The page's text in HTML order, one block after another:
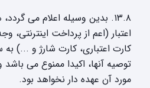
۱۳.۸. بدین وسیله اعلام می
اعتبار (اعم از پرداخت اینترنتی،
کارت اعتباری، کارت شارژ و ...) به
توصیه آنها، اکیدا ممنوع می
مورد آن عهده دار نخواهد بود.